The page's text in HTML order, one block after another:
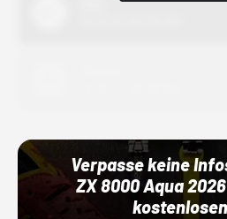
Verpasse keine
ZX 8000 Aqua